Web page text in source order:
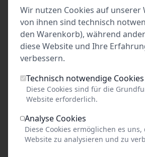
Leistungen des regulären Day
zusätzlich freien Zugang zum St.
seinem beeindruckenden
die Altstadt sowie zur Kirche St.
der bedeutendsten gotischen
im Ostseeraum. Auch diese
Sehenswürdigkeiten können
Gültigkeitsdauer beliebig oft
Kinder und Jugendliche unter
Studierende, Inhaber der Lübeck
Wir nutzen Cookies auf unserer
von ihnen sind technisch
den Warenkorb), während
diese Website und Ihre
verbessern.
Technisch notwendige Cookies
Diese Cookies sind für die
Website erforderlich.
Analyse Cookies
Diese Cookies ermöglichen es
Website zu analysieren und zu